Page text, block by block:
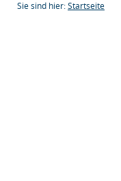
Sie sind hier: Startseite